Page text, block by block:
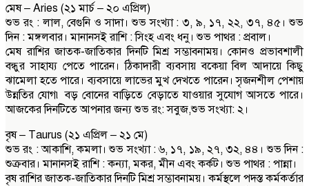
মেষ – Aries (২১ মার্চ – ২০ এপ্রিল)
শুভ রং : লাল, বেগুনি ও সাদা। শুভ সংখ্যা : ৩, ৯, ১৭, ২২, ৩৭, ৪৫। শুভ
দিন : মঙ্গলবার। মানানসই রাশি : সিংহ এবং ধনু। শুভ পাথর : প্রবাল।
মেষ রাশির জাতক-জাতিকার দিনটি মিশ্র সম্ভাবনাময়। কোনও প্রভাবশালী
বন্ধুর সাহায্য পেতে পারেন। ঠিকাদারী ব্যবসায় বকেয়া বিল আদায়ে কিছু
ঝামেলা হতে পারে। ব্যবসায়ে লাভের মুখ দেখতে পারেন। সৃজনশীল পেশায়
উন্নতির যোগ৷ বড় বোনের বাড়িতে বেড়াতে যাওয়ার সুযোগ আসতে পারে।
আজকের দিনটিতে আপনার জন্য শুভ রং: সবুজ,শুভ সংখ্যা: ২।
বৃষ – Taurus (২১ এপ্রিল – ২১ মে)
শুভ রং : আকাশি, কমলা। শুভ সংখ্যা : ৬, ১৭, ১৯, ২৭, ৩২, ৪৪। শুভ দিন :
শুক্রবার। মানানসই রাশি : কন্যা, মকর, মীন এবং কর্কট। শুভ পাথর : পান্না।
বৃষ রাশির জাতক-জাতিকার দিনটি মিশ্র সম্ভাবনাময়। কর্মস্থলে পদস্ত কর্মকর্তার